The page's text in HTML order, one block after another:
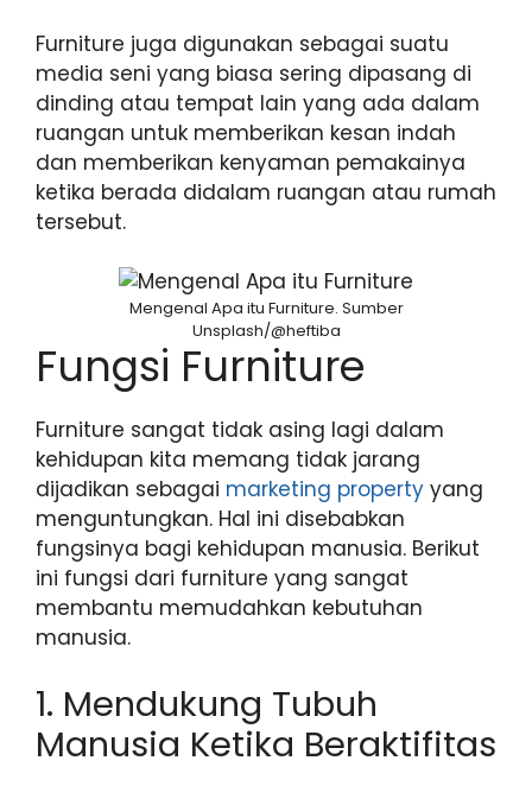
Furniture juga digunakan sebagai suatu
media seni yang biasa sering dipasang di
dinding atau tempat lain yang ada dalam
ruangan untuk memberikan kesan indah
dan memberikan kenyaman pemakainya
ketika berada didalam ruangan atau rumah
tersebut.
Mengenal Apa itu Furniture. Sumber
Unsplash/@heftiba
Fungsi Furniture
Furniture sangat tidak asing lagi dalam
kehidupan kita memang tidak jarang
dijadikan sebagai marketing property yang
menguntungkan. Hal ini disebabkan
fungsinya bagi kehidupan manusia. Berikut
ini fungsi dari furniture yang sangat
membantu memudahkan kebutuhan
manusia.
1. Mendukung Tubuh
Manusia Ketika Beraktifitas